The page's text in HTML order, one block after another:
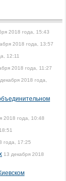
2018 года, 15:43
2018 года, 13:57
12:11
2018 года, 11:27
2018 года,
2018 года, 10:48
года, 17:25
13 декабря 2018